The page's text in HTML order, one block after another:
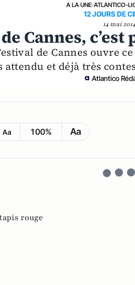
A LA UNE›ATLANTICO-
12 JOURS DE
14 mai 2014
Cannes,
de Cannes ouvre
attendu et déjà très
Atlantico
Aa 100% Aa
rouge